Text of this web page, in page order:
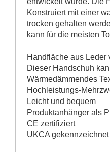
Konstruiert mit einer
trocken gehalten
kann für die meisten
Handfläche aus
Dieser Handschuh
Wärmedämmendes
Hochleistungs-
Leicht und bequem
Produktanhänger als
CE zertifiziert
UKCA gekennzeichnet